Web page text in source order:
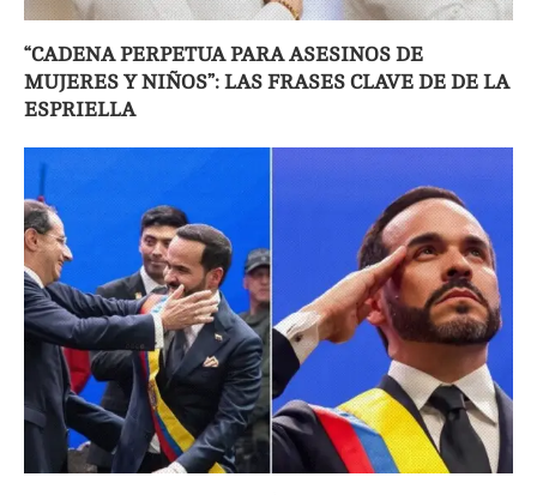
“CADENA PERPETUA PARA ASESINOS DE
MUJERES Y NIÑOS”: LAS FRASES CLAVE DE DE LA
ESPRIELLA